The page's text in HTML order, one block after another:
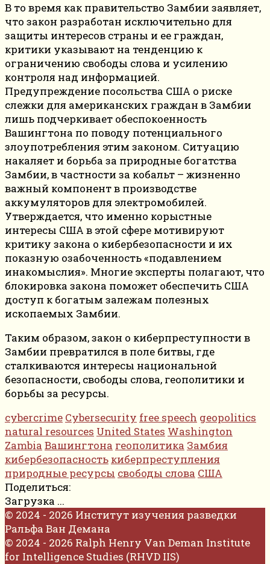
В то время как правительство Замбии заявляет,
что закон разработан исключительно для
защиты интересов страны и ее граждан,
критики указывают на тенденцию к
ограничению свободы слова и усилению
контроля над информацией.
Предупреждение посольства США о риске
слежки для американских граждан в Замбии
лишь подчеркивает обеспокоенность
Вашингтона по поводу потенциального
злоупотребления этим законом. Ситуацию
накаляет и борьба за природные богатства
Замбии, в частности за кобальт – жизненно
важный компонент в производстве
аккумуляторов для электромобилей.
Утверждается, что именно корыстные
интересы США в этой сфере мотивируют
критику закона о кибербезопасности и их
показную озабоченность «подавлением
инакомыслия». Многие эксперты полагают, что
блокировка закона поможет обеспечить США
доступ к богатым залежам полезных
ископаемых Замбии.
Таким образом, закон о киберпреступности в
Замбии превратился в поле битвы, где
сталкиваются интересы национальной
безопасности, свободы слова, геополитики и
борьбы за ресурсы.
cybercrime Cybersecurity free speech geopolitics
natural resources United States Washington
Zambia Вашингтона геополитика Замбия
кибербезопасность киберпреступления
природные ресурсы свободы слова США
Поделиться:
Загрузка ...
© 2024 - 2026 Институт изучения разведки
Ральфа Ван Демана
© 2024 - 2026 Ralph Henry Van Deman Institute
for Intelligence Studies (RHVD IIS)